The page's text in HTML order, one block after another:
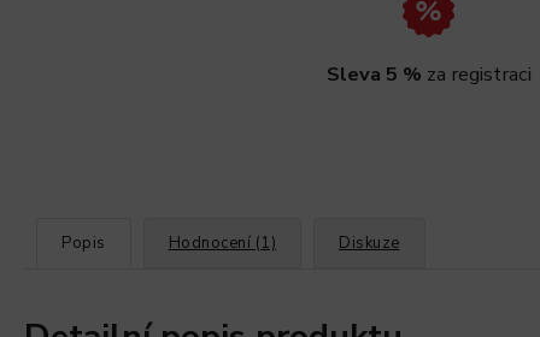
Sleva 5 % za registraci
Popis Hodnocení (1) Diskuze